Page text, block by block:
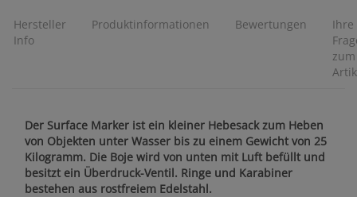
Hersteller
Info
Produktinformationen Bewertungen
Ihre
zum
Der Surface Marker ist ein kleiner Hebesack zum Heben
von Objekten unter Wasser bis zu einem Gewicht von 25
Kilogramm. Die Boje wird von unten mit Luft befüllt und
besitzt ein Überdruck-Ventil. Ringe und Karabiner
bestehen aus rostfreiem Edelstahl.